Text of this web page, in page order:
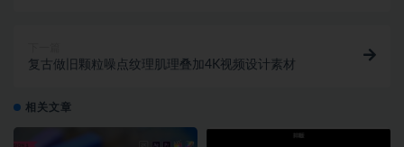
复古做旧颗粒噪点纹理肌理叠加4K视频设计素材
相关文章